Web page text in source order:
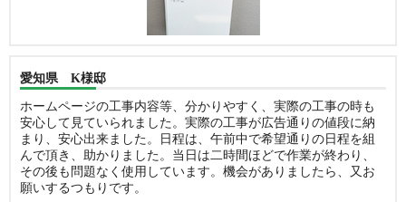
愛知県 K様邸
ホームページの工事内容等、分かりやすく、実際の工事の時も
安心して見ていられました。実際の工事が広告通りの値段に納
まり、安心出来ました。日程は、午前中で希望通りの日程を組
んで頂き、助かりました。当日は二時間ほどで作業が終わり、
その後も問題なく使用しています。機会がありましたら、又お
願いするつもりです。